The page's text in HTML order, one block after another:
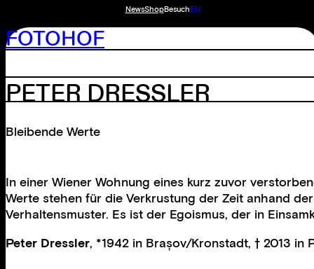
NewsShopBesuchEN
FOTOHOF
PETER DRESSLER
Bleibende Werte
In einer Wiener Wohnung eines kurz zuvor
Werte stehen für die Verkrustung der Zeit anhand
Verhaltensmuster. Es ist der Egoismus, der in
Peter Dressler, *1942 in Brașov/Kronstadt, † 2013 in